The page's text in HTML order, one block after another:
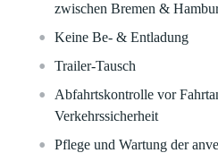
zwischen Bremen &
Keine Be- & Entladung
Trailer-Tausch
Abfahrtskontrolle vor
Verkehrssicherheit
Pflege und Wartung der